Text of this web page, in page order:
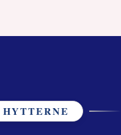
HYTTERNE